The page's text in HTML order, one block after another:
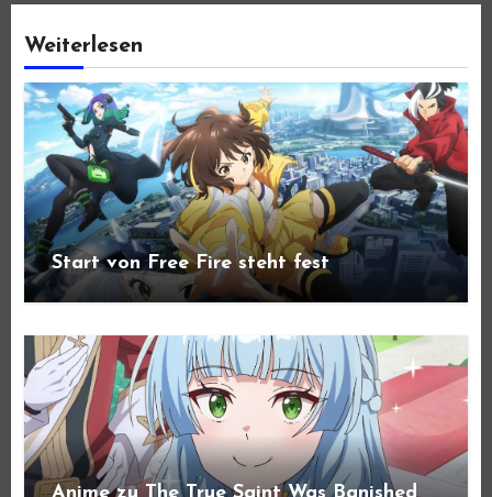
Weiterlesen
Start von Free Fire steht fest